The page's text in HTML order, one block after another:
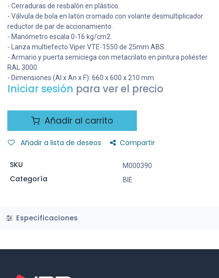
- Cerraduras de resbalón en plástico.
- Válvula de bola en latón cromado con volante desmultiplicador
reductor de par de accionamiento.
- Manómetro escala 0-16 kg/cm2.
- Lanza multiefecto Viper VTE-1550 de 25mm ABS.
- Armario y puerta semiciega con metacrilato en pintura poliéster
RAL 3000.
- Dimensiones (Al x An x F): 660 x 600 x 210 mm.
Iniciar sesión para ver el precio
Añadir al carrito
Añadir a lista de deseos Compartir
SKU M000390
Categoría BIE
Especificaciones